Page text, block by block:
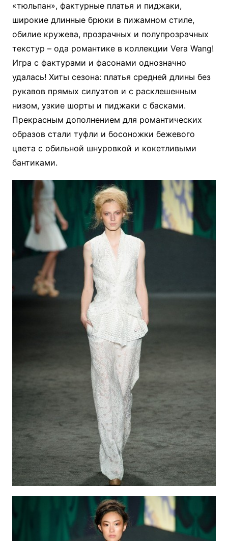
«тюльпан», фактурные платья и пиджаки,
широкие длинные брюки в пижамном стиле,
обилие кружева, прозрачных и полупрозрачных
текстур – ода романтике в коллекции Vera Wang!
Игра с фактурами и фасонами однозначно
удалась! Хиты сезона: платья средней длины без
рукавов прямых силуэтов и с расклешенным
низом, узкие шорты и пиджаки с басками.
Прекрасным дополнением для романтических
образов стали туфли и босоножки бежевого
цвета с обильной шнуровкой и кокетливыми
бантиками.